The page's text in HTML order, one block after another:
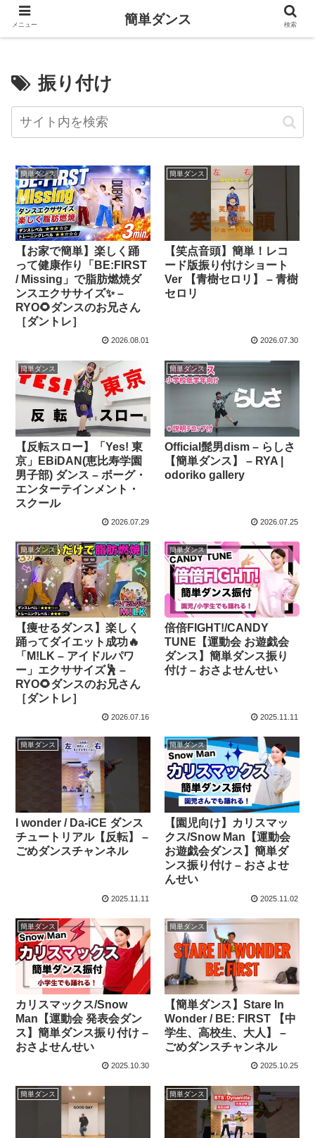
振り付け
簡単ダンス
【お家で簡単】楽しく踊
って健康作り「BE:FIRST
/ Missing」で脂肪燃焼ダ
ンスエクササイズ✨ –
RYO🌻ダンスのお兄さん
［ダントレ］
2026.08.01
簡単ダンス
【笑点音頭】簡単！レコ
ード版振り付けショート
Ver 【青樹セロリ】 – 青樹
セロリ
2026.07.30
簡単ダンス
【反転スロー】「Yes! 東
京」EBiDAN(恵比寿学園
男子部) ダンス – ボーグ・
エンターテインメント・
スクール
2026.07.29
簡単ダンス
Official髭男dism – らしさ
【簡単ダンス】 – RYA |
odoriko gallery
2026.07.25
簡単ダンス
【痩せるダンス】楽しく
踊ってダイエット成功🔥
「M!LK – アイドルパワ
ー」エクササイズ🕺 –
RYO🌻ダンスのお兄さん
［ダントレ］
2026.07.16
簡単ダンス
倍倍FIGHT!/CANDY
TUNE【運動会 お遊戯会
ダンス】簡単ダンス振り
付け – おさよせんせい
2025.11.11
簡単ダンス
I wonder / Da-iCE ダンス
チュートリアル【反転】 –
ごめダンスチャンネル
2025.11.11
簡単ダンス
【園児向け】カリスマッ
クス/Snow Man【運動会
お遊戯会ダンス】簡単ダ
ンス振り付け – おさよせ
んせい
2025.11.02
簡単ダンス
カリスマックス/Snow
Man【運動会 発表会ダン
ス】簡単ダンス振り付け –
おさよせんせい
2025.10.30
簡単ダンス
【簡単ダンス】Stare In
Wonder / BE: FIRST 【中
学生、高校生、大人】 –
ごめダンスチャンネル
2025.10.25
簡単ダンス 簡単ダンス
メニュー 簡単ダンス 検索